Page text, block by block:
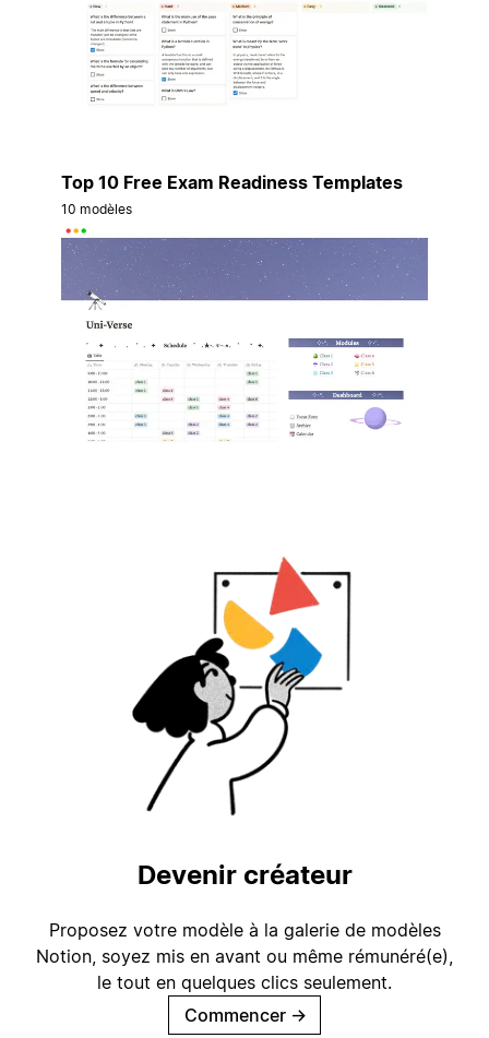
Top 10 Free Exam Readiness Templates
10 modèles
Devenir créateur
Proposez votre modèle à la galerie de modèles
Notion, soyez mis en avant ou même rémunéré(e),
le tout en quelques clics seulement.
Commencer →